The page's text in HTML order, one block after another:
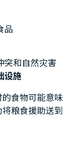
品
突和自然灾害
设施
食物可能意味
粮食援助送到